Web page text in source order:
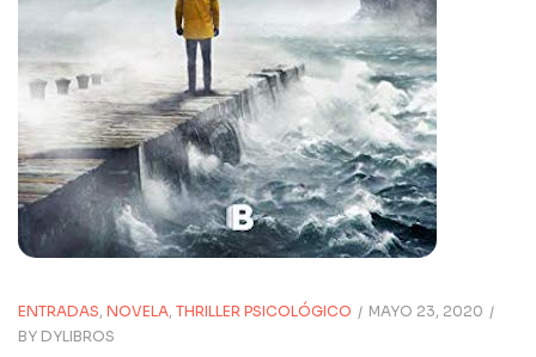
ENTRADAS, NOVELA, THRILLER PSICOLÓGICO
MAYO 23, 2020
BY DYLIBROS